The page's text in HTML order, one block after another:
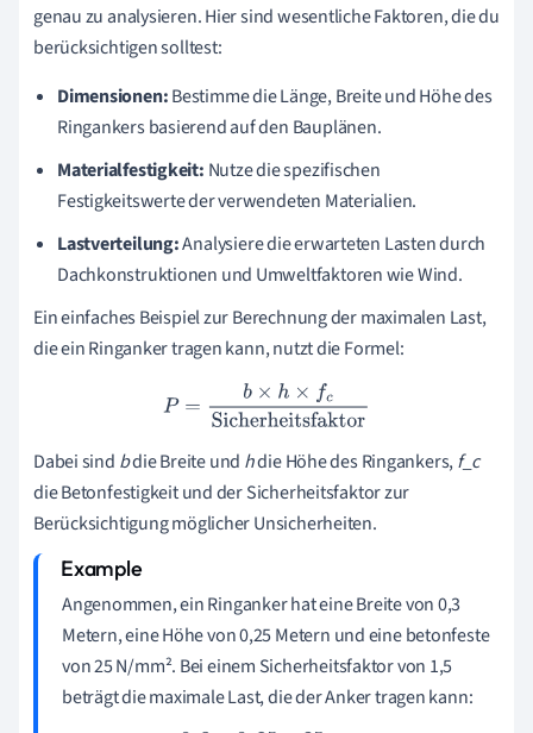
genau zu analysieren. Hier sind wesentliche Faktoren, die du
berücksichtigen solltest:
Dimensionen:Bestimme die Länge, Breite und Höhe des
Ringankers basierend auf den Bauplänen.
Materialfestigkeit: Nutze die spezifischen
Festigkeitswerte der verwendeten Materialien.
Lastverteilung:Analysiere die erwarteten Lasten durch
Dachkonstruktionen und Umweltfaktoren wie Wind.
Ein einfaches Beispiel zur Berechnung der maximalen Last,
die ein Ringanker tragen kann, nutzt die Formel:
P= b× h×fcSicherheitsfaktor
Dabei sind bdie Breite und hdie Höhe des Ringankers,f_c
die Betonfestigkeit und der Sicherheitsfaktor zur
Berücksichtigung möglicher Unsicherheiten.
Angenommen, ein Ringanker hat eine Breite von 0,3
Metern, eine Höhe von 0,25 Metern und eine betonfeste
von 25 N/mm². Bei einem Sicherheitsfaktor von 1,5
beträgt die maximale Last, die der Anker tragen kann: